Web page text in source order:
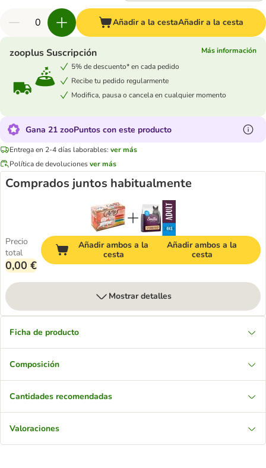
Añadir a la cestaAñadir a la cesta
zooplus Suscripción
Más información
5% de descuento* en cada pedido
Recibe tu pedido regularmente
Modifica, pausa o cancela en cualquier momento
Gana 21 zooPuntos con este producto
Entrega en 2-4 días laborables: ver más
Política de devolucionesver más
Comprados juntos habitualmente
Precio
total
0,00 €
Añadir ambos a la
cesta
Añadir ambos a la
cesta
Mostrar detalles
Ficha de producto
Composición
Cantidades recomendadas
Valoraciones